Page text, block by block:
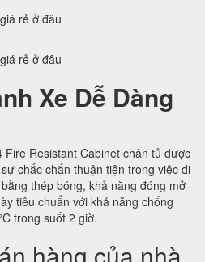
Xe Dễ Dàng
Fire Resistant Cabinet chân tủ được
chắc chắn thuận tiện trong việc di
thép bóng, khả năng đóng mở
tiêu chuẩn với khả năng chống
trong suốt 2 giờ.